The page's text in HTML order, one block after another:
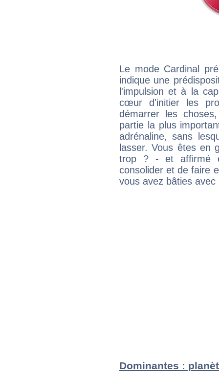
Le mode Cardinal
indique une
l'impulsion et à la
cœur d'initier les
démarrer les
partie la plus
adrénaline, sans
lasser. Vous êtes en
trop ? - et affirmé
consolider et de faire
vous avez bâties avec
Dominantes :